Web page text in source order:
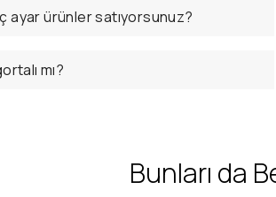
ayar ürünler satıyorsunuz?
mı?
Bunları da